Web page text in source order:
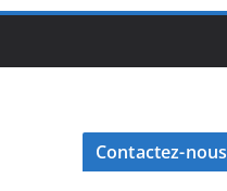
Contactez-